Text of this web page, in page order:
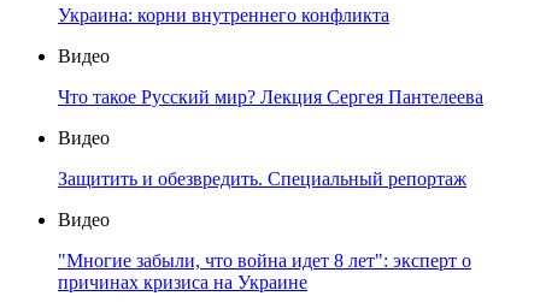
Заседание Ливадийского клуба «Возвращение к себе:
цивилизационные основы, ценности и границы
Русского мира» Часть 1.
Видео
Проект "Точки Роста" глазами участников
Видео
Союзное государство в условиях современного кризиса
Видео